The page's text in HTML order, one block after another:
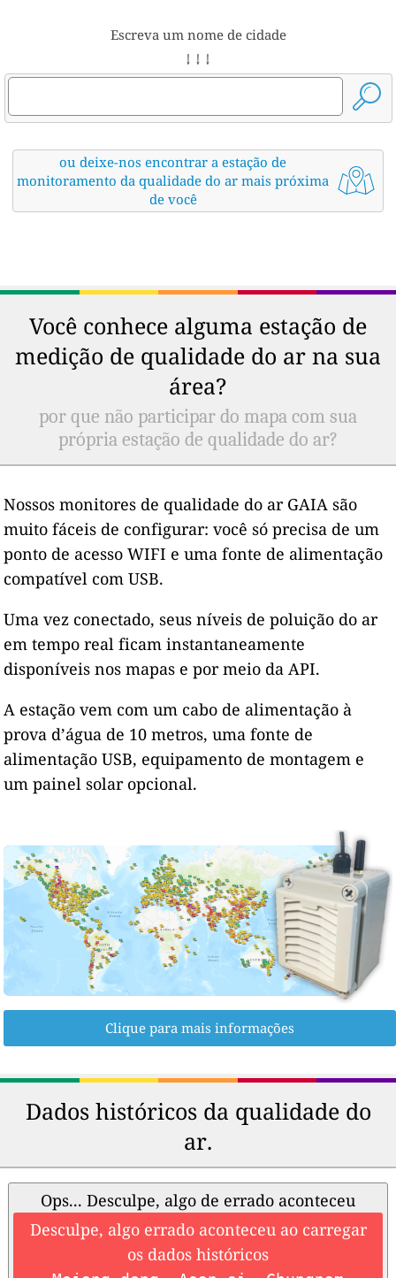
Escreva um nome de cidade
↓ ↓ ↓
ou deixe-nos encontrar a estação de
monitoramento da qualidade do ar mais próxima
de você
Você conhece alguma estação de
medição de qualidade do ar na sua
área?
por que não participar do mapa com sua
própria estação de qualidade do ar?
Nossos monitores de qualidade do ar GAIA são
muito fáceis de configurar: você só precisa de um
ponto de acesso WIFI e uma fonte de alimentação
compatível com USB.
Uma vez conectado, seus níveis de poluição do ar
em tempo real ficam instantaneamente
disponíveis nos mapas e por meio da API.
A estação vem com um cabo de alimentação à
prova d’água de 10 metros, uma fonte de
alimentação USB, equipamento de montagem e
um painel solar opcional.
Clique para mais informações
Dados históricos da qualidade do
ar.
Ops... Desculpe, algo de errado aconteceu
Desculpe, algo errado aconteceu ao carregar
os dados históricos